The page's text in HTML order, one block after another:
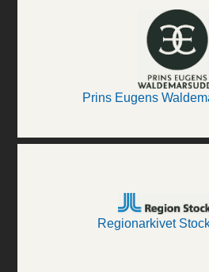
Prins Eugens
Regionarkivet